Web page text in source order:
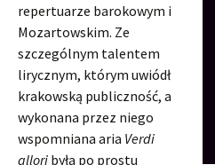
repertuarze barokowym i
Mozartowskim. Ze
szczególnym talentem
lirycznym, którym uwiódł
krakowską publiczność, a
wykonana przez niego
wspomniana aria Verdi
allori była po prostu